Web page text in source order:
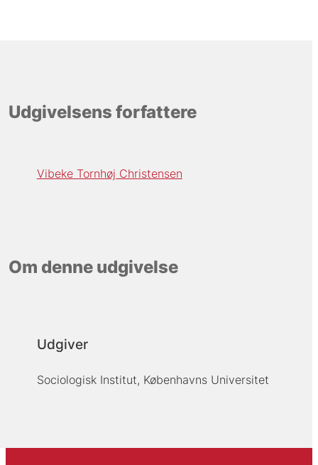
Udgivelsens forfattere
Vibeke Tornhøj Christensen
Om denne udgivelse
Udgiver
Sociologisk Institut, Københavns Universitet